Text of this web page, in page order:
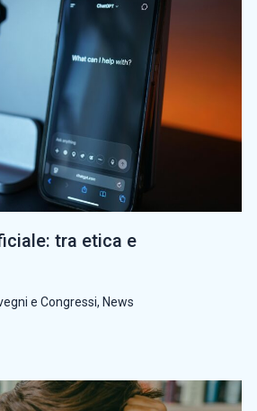
tra etica e
e Congressi, News